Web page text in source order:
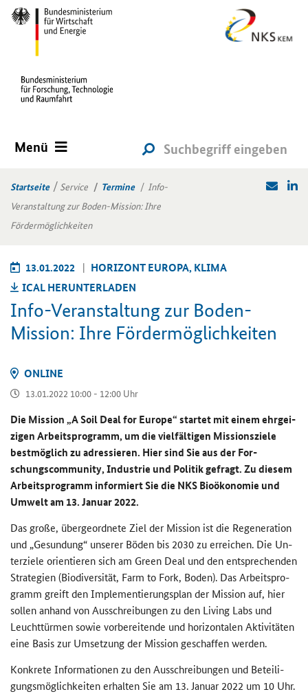
Menü
Startseite Service Termine
Info-
Veranstaltung zur Boden-Mission: Ihre
Fördermöglichkeiten
13.01.2022
HO­RI­ZONT EU­RO­PA, KLIMA
ICAL HER­UN­TER­LA­DEN
Info-​Veranstaltung zur Boden-​
Mission: Ihre För­der­mög­lich­kei­ten
ON­LINE
13.01.2022 10:00 - 12:00 Uhr
Die Mis­si­on „A Soil Deal for Europe“ star­tet mit einem ehr­gei­
zi­gen Ar­beits­pro­gramm, um die viel­fäl­ti­gen Mis­si­ons­zie­le
best­mög­lich zu adres­sie­ren. Hier sind Sie aus der For­
schungscommunity, In­dus­trie und Po­li­tik ge­fragt. Zu die­sem
Ar­beits­pro­gramm in­for­miert Sie die NKS Bio­öko­no­mie und
Um­welt am 13. Ja­nu­ar 2022.
Das große, über­ge­ord­ne­te Ziel der Mis­si­on ist die Re­ge­ne­ra­ti­on
und „Ge­sun­dung“ un­se­rer Böden bis 2030 zu er­rei­chen. Die Un­
ter­zie­le ori­en­tie­ren sich am Green Deal und den ent­spre­chen­den
Stra­te­gien (Bio­di­ver­si­tät, Farm to Fork, Boden). Das Ar­beits­pro­
gramm greift den Im­ple­men­tie­rungs­plan der Mis­si­on auf, hier
sol­len an­hand von Aus­schrei­bun­gen zu den Living Labs und
Leucht­tür­men sowie vor­be­rei­ten­de und ho­ri­zon­ta­len Ak­ti­vi­tä­ten
eine Basis zur Um­set­zung der Mis­si­on ge­schaf­fen wer­den.
Kon­kre­te In­for­ma­tio­nen zu den Aus­schrei­bun­gen und Be­tei­li­
gungs­mög­lich­kei­ten er­hal­ten Sie am 13. Ja­nu­ar 2022 um 10 Uhr.